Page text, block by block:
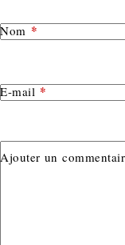
Nom *
E-mail *
Ajouter un